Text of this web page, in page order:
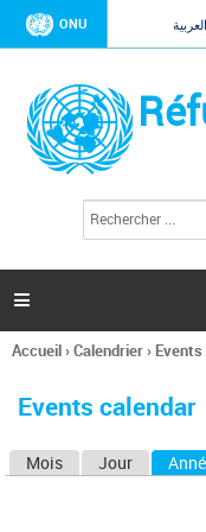
ONU العربية
l
c
h
e

Vous
ici
Accueil›Calendrier›
Events calendar
Mois Jour